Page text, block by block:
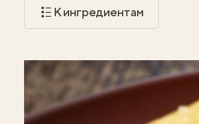
К ингредиентам